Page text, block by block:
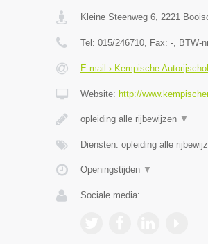
Kleine Steenweg 6, 2221
Tel: 015/246710, Fax: -, BTW-
E-mail › Kempische
Website: http://
opleiding alle rijbewijzen ▼
Diensten: opleiding alle
Openingstijden ▼
Sociale media: